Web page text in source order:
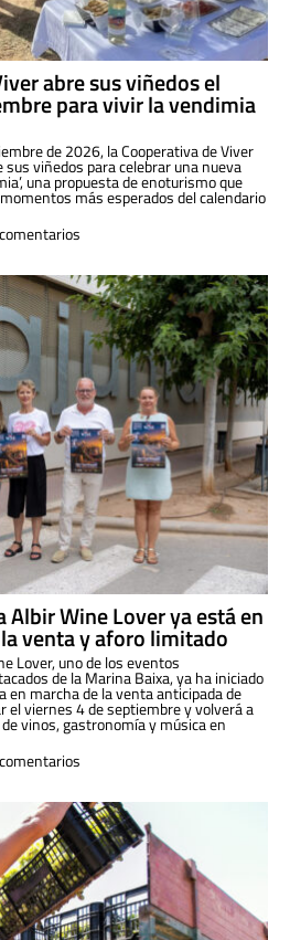
abre sus viñedos el
para vivir la vendimia
de 2026, la Cooperativa de Viver
viñedos para celebrar una nueva
una propuesta de enoturismo que
más esperados del calendario
Albir Wine Lover ya está en
venta y aforo limitado
Lover, uno de los eventos
de la Marina Baixa, ya ha iniciado
en marcha de la venta anticipada de
el viernes 4 de septiembre y volverá a
vinos, gastronomía y música en